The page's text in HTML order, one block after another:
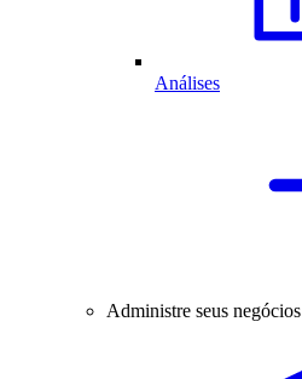
Análises
Administre seus negócios